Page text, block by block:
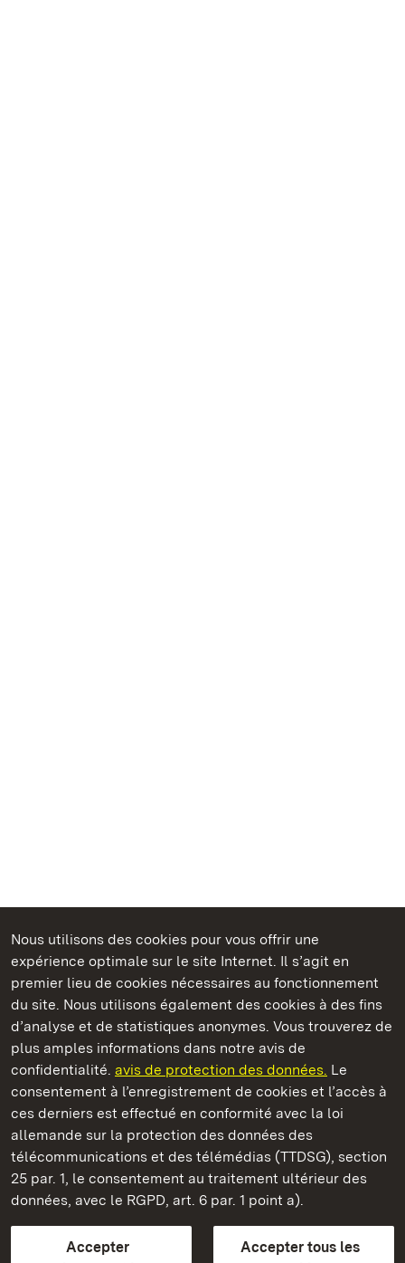
Nous utilisons des cookies pour vous offrir une
expérience optimale sur le site Internet. Il s’agit en
premier lieu de cookies nécessaires au fonctionnement
du site. Nous utilisons également des cookies à des fins
d’analyse et de statistiques anonymes. Vous trouverez de
plus amples informations dans notre avis de
confidentialité. avis de protection des données. Le
consentement à l’enregistrement de cookies et l’accès à
ces derniers est effectué en conformité avec la loi
allemande sur la protection des données des
télécommunications et des télémédias (TTDSG), section
25 par. 1, le consentement au traitement ultérieur des
données, avec le RGPD, art. 6 par. 1 point a).
Accepter
Accepter tous les
Châteaux et jardins publics du Bade-Wurtemberg
Château d' Ellwangen
Châteaux et jardins publics du Bade-Wurtemberg
FAQ et réponsesMentions légalesProtection des données
Explications sur l’accessibilité
BITV-konform (geprüfte Seiten)